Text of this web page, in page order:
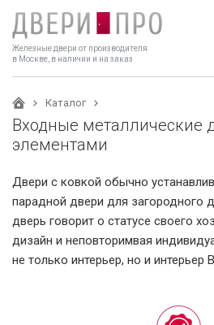
Железные двери от производителя
в Москве, в наличии и на заказ
Каталог
Входные металлические
элементами
Двери с ковкой обычно
парадной двери для загородного
дверь говорит о статусе своего
дизайн и неповторимвая
не только интерьер, но и